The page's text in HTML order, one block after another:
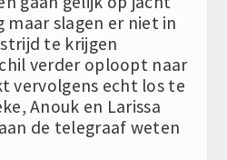
maar slagen er niet in
te krijgen
verder oploopt naar
vervolgens echt los te
Anouk en Larissa
de telegraaf weten